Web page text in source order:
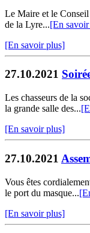
Le Maire et le
de la Lyre...[En
[En savoir plus]
27.10.2021
Les chasseurs de la
la grande salle des...
[En savoir plus]
27.10.2021
Vous êtes
le port du masque...
[En savoir plus]